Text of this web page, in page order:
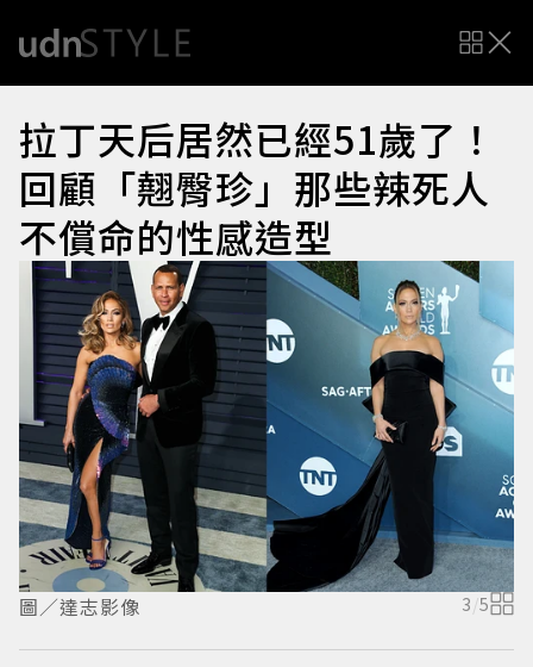
拉丁天后居然已經51歲了！
回顧「翹臀珍」那些辣死人
不償命的性感造型
圖／達志影像 3 /5